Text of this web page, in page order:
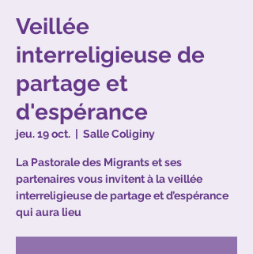
Veillée
interreligieuse de
partage et
d'espérance
jeu. 19 oct.
  |
Salle Coliginy
La Pastorale des Migrants et ses
partenaires vous invitent à la veillée
interreligieuse de partage et d’espérance
qui aura lieu